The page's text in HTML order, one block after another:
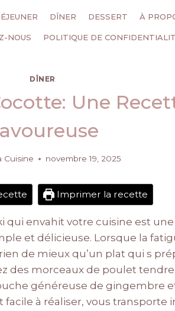
DÎNER DESSERT À
NOUS POLITIQUE DE
DÎNER
Une
Cuisine novembre 19, 2025
Imprimer la recette
qui envahit votre cuisine est
et délicieuse. Lorsque la
de mieux qu’un plat qui s
des morceaux de poulet
généreuse de gingembre
à réaliser, vous transporte